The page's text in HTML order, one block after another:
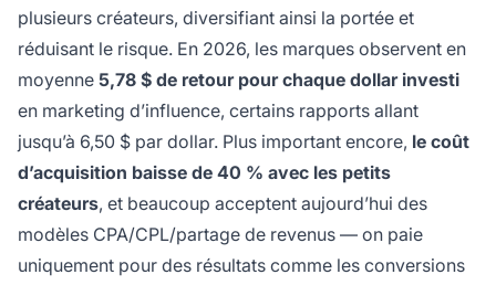
plusieurs créateurs, diversifiant ainsi la portée et
réduisant le risque. En 2026, les marques observent en
moyenne 5,78 $ de retour pour chaque dollar investi
en marketing d’influence, certains rapports allant
jusqu’à 6,50 $ par dollar. Plus important encore, le coût
d’acquisition baisse de 40 % avec les petits
créateurs, et beaucoup acceptent aujourd’hui des
modèles CPA/CPL/partage de revenus — on paie
uniquement pour des résultats comme les conversions